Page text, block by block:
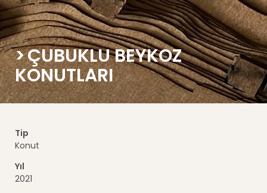
ÇUBUKLU BEYKOZ
KONUTLARI
Tip
Konut
Yıl
2021